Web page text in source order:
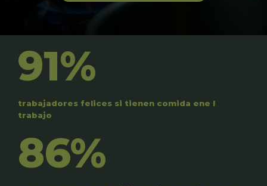
91%
trabajadores felices si tienen comida ene l
trabajo
86%